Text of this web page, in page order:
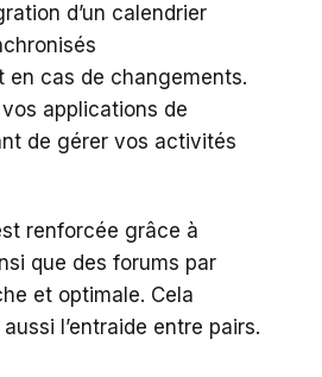
d’un calendrier
cas de changements.
applications de
de gérer vos activités
renforcée grâce à
que des forums par
et optimale. Cela
l’entraide entre pairs.